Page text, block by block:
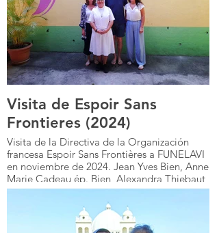
Visita de Espoir Sans
Frontieres (2024)
Visita de la Directiva de la Organización
francesa Espoir Sans Frontières a FUNELAVI
en noviembre de 2024. Jean Yves Bien, Anne
Marie Cadeau ép. Bien, Alexandra Thiebaut
y Sor María Antonieta Salguero Abrego.